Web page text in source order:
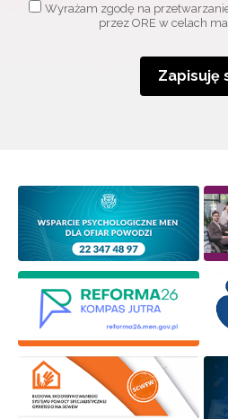
Wyrażam zgodę na
przez ORE w celach
Zapisuję